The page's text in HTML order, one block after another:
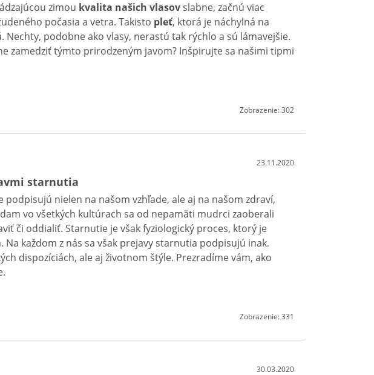
zimou kvalita našich vlasovslabne, začnú viac
počasia a vetra. Takisto pleť, ktorá je náchylná na
Nechty, podobne ako vlasy, nerastú tak rýchlo a sú lámavejšie.
zamedziť týmto prirodzeným javom? Inšpirujte sa našimi tipmi
Zobrazenie: 302
23.11.2020
starnutia
nielen na našom vzhľade, ale aj na našom zdraví,
vo všetkých kultúrach sa od nepamäti mudrci zaoberali
či oddialiť. Starnutie je však fyziologický proces, ktorý je
každom z nás sa však prejavy starnutia podpisujú inak.
dispozíciách, ale aj životnom štýle. Prezradíme vám, ako
Zobrazenie: 331
30.03.2020